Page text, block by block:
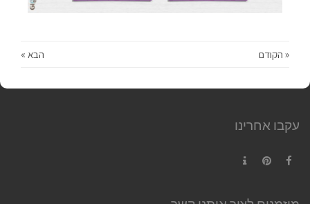
« הקודם הבא »
עקבו אחרינו